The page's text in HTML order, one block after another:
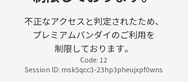
不正なアクセスと判定されたため、
プレミアムバンダイのご利用を
制限しております。
Code: 12
Session ID: msk5qcc3-23hp3pheujxpf0wns